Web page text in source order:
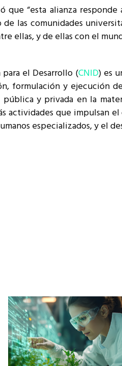
que “esta alianza
las comunidades
ellas, y de ellas con el
el Desarrollo (CNID) es
formulación y ejecución
y privada en la
actividades que
especializados, y el